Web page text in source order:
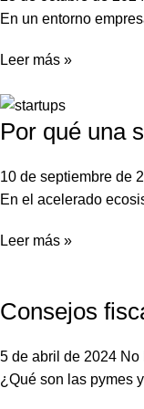
En un entorno
Leer más »
Por qué una
10 de septiembre de
En el acelerado
Leer más »
Consejos
5 de abril de 2024 No
¿Qué son las pymes